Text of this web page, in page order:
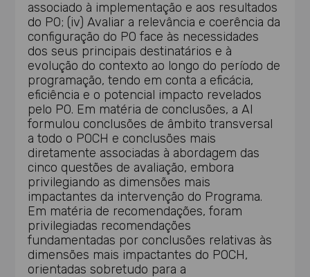
associado à implementação e aos resultados
do PO; (iv) Avaliar a relevância e coerência da
configuração do PO face às necessidades
dos seus principais destinatários e à
evolução do contexto ao longo do período de
programação, tendo em conta a eficácia,
eficiência e o potencial impacto revelados
pelo PO. Em matéria de conclusões, a AI
formulou conclusões de âmbito transversal
a todo o POCH e conclusões mais
diretamente associadas à abordagem das
cinco questões de avaliação, embora
privilegiando as dimensões mais
impactantes da intervenção do Programa.
Em matéria de recomendações, foram
privilegiadas recomendações
fundamentadas por conclusões relativas às
dimensões mais impactantes do POCH,
orientadas sobretudo para a